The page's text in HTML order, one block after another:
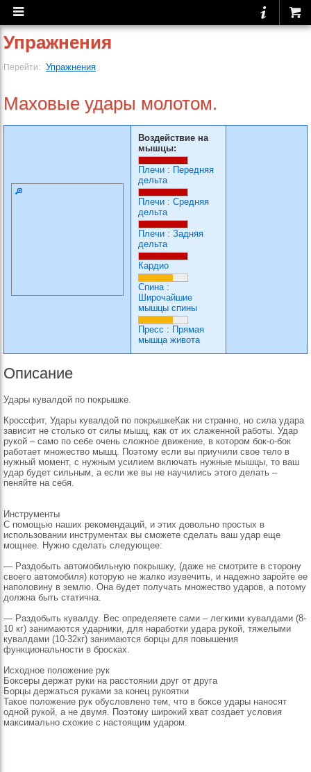
Упражнения
Перейти: Упражнения
Маховые удары молотом.
Воздействие на
мышцы:
Плечи : Передняя
дельта
Плечи : Средняя
дельта
Плечи : Задняя
дельта
Кардио
Спина:
Широчайшие
мышцы спины
Пресс : Прямая
мышца живота
Описание
Удары кувалдой по покрышке.
Кроссфит, Удары кувалдой по покрышкеКак ни странно, но сила удара
зависит не столько от силы мышц, как от их слаженной работы. Удар
рукой – само по себе очень сложное движение, в котором бок-о-бок
работает множество мышц. Поэтому если вы приучили свое тело в
нужный момент, с нужным усилием включать нужные мышцы, то ваш
удар будет сильным, а если же вы не научились этого делать –
пеняйте на себя.
Инструменты
С помощью наших рекомендаций, и этих довольно простых в
использовании инструментах вы сможете сделать ваш удар еще
мощнее. Нужно сделать следующее:
— Раздобыть автомобильную покрышку, (даже не смотрите в сторону
своего автомобиля) которую не жалко изувечить, и надежно заройте ее
наполовину в землю. Она будет получать множество ударов, а потому
должна быть статична.
— Раздобыть кувалду. Вес определяете сами – легкими кувалдами (8-
10 кг) занимаются ударники, для наработки удара рукой, тяжелыми
кувалдами (10-32кг) занимаются борцы для повышения
функциональности в бросках.
Исходное положение рук
Боксеры держат руки на расстоянии друг от друга
Борцы держаться руками за конец рукоятки
Такое положение рук обусловлено тем, что в боксе удары наносят
одной рукой, а не двумя. Поэтому широкий хват создает условия
максимально схожие с настоящим ударом.